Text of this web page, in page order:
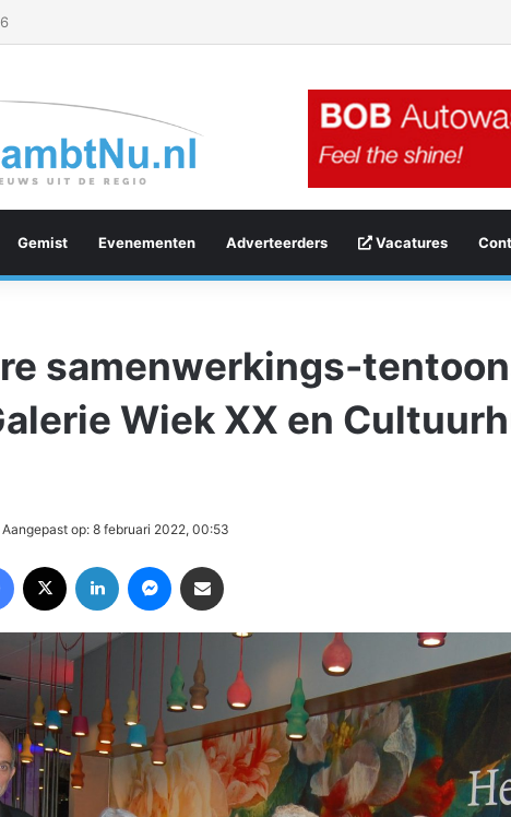
Gemist Evenementen Adverteerders Vacatures
samenwerkings-
Wiek XX en
Aangepast op: 8 februari 2022, 00:53